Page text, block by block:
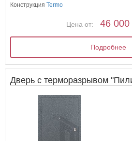
КонструкцияTermo
Цена от: 46 000
Подробнее
Дверь с терморазрывом